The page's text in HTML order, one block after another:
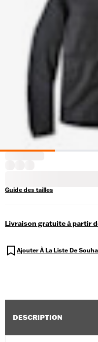
Guide des tailles
Livraison gratuite à partir
Ajouter À La Liste De
DESCRIPTION